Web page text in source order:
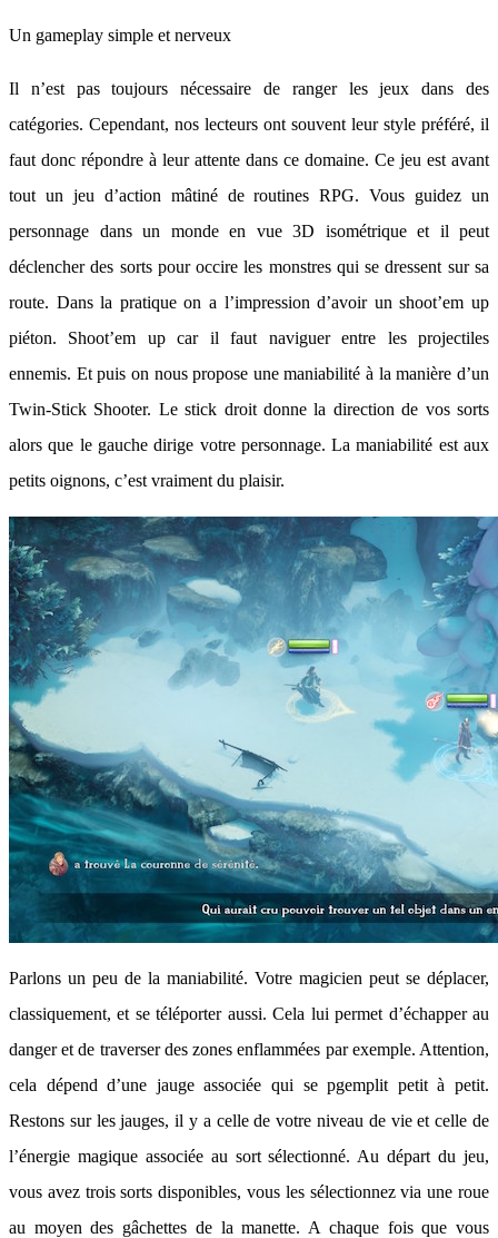
Un gameplay simple et nerveux
Il n’est pas toujours nécessaire de ranger les jeux dans des
catégories. Cependant, nos lecteurs ont souvent leur style préféré, il
faut donc répondre à leur attente dans ce domaine. Ce jeu est avant
tout un jeu d’action mâtiné de routines RPG. Vous guidez un
personnage dans un monde en vue 3D isométrique et il peut
déclencher des sorts pour occire les monstres qui se dressent sur sa
route. Dans la pratique on a l’impression d’avoir un shoot’em up
piéton. Shoot’em up car il faut naviguer entre les projectiles
ennemis. Et puis on nous propose une maniabilité à la manière d’un
Twin-Stick Shooter. Le stick droit donne la direction de vos sorts
alors que le gauche dirige votre personnage. La maniabilité est aux
petits oignons, c’est vraiment du plaisir.
Parlons un peu de la maniabilité. Votre magicien peut se déplacer,
classiquement, et se téléporter aussi. Cela lui permet d’échapper au
danger et de traverser des zones enflammées par exemple. Attention,
cela dépend d’une jauge associée qui se pgemplit petit à petit.
Restons sur les jauges, il y a celle de votre niveau de vie et celle de
l’énergie magique associée au sort sélectionné. Au départ du jeu,
vous avez trois sorts disponibles, vous les sélectionnez via une roue
au moyen des gâchettes de la manette. A chaque fois que vous